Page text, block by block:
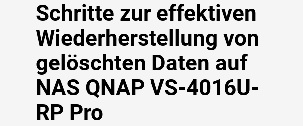
Schritte zur effektiven
Wiederherstellung von
gelöschten Daten auf
NAS QNAP VS-4016U-
RP Pro